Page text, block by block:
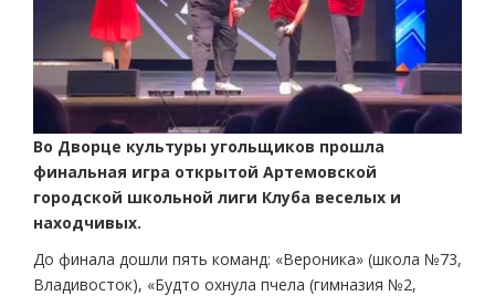
Во Дворце культуры угольщиков прошла
финальная игра открытой Артемовской
городской школьной лиги Клуба веселых и
находчивых.
До финала дошли пять команд: «Вероника» (школа №73,
Владивосток), «Будто охнула пчела (гимназия №2,